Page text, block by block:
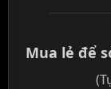
Mua lẻ để